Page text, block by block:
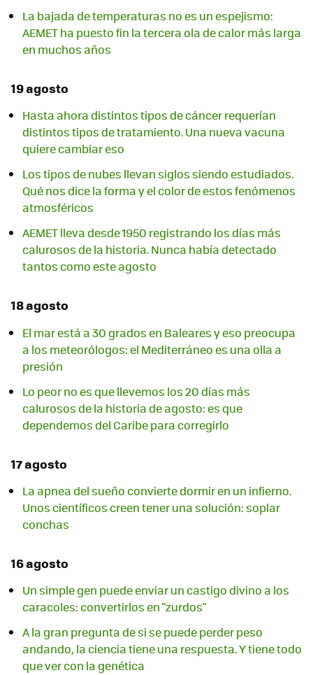
La bajada de temperaturas no es un espejismo:
AEMET ha puesto fin la tercera ola de calor más larga
en muchos años
19 agosto
Hasta ahora distintos tipos de cáncer requerían
distintos tipos de tratamiento. Una nueva vacuna
quiere cambiar eso
Los tipos de nubes llevan siglos siendo estudiados.
Qué nos dice la forma y el color de estos fenómenos
atmosféricos
AEMET lleva desde 1950 registrando los días más
calurosos de la historia. Nunca había detectado
tantos como este agosto
18 agosto
El mar está a 30 grados en Baleares y eso preocupa
a los meteorólogos: el Mediterráneo es una olla a
presión
Lo peor no es que llevemos los 20 días más
calurosos de la historia de agosto: es que
dependemos del Caribe para corregirlo
17 agosto
La apnea del sueño convierte dormir en un infierno.
Unos científicos creen tener una solución: soplar
conchas
16 agosto
Un simple gen puede enviar un castigo divino a los
caracoles: convertirlos en "zurdos"
A la gran pregunta de si se puede perder peso
andando, la ciencia tiene una respuesta. Y tiene todo
que ver con la genética